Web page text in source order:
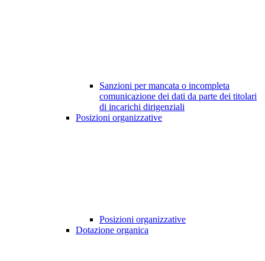
Sanzioni per mancata o incompleta
comunicazione dei dati da parte dei titolari
di incarichi dirigenziali
Posizioni organizzative
Posizioni organizzative
Dotazione organica